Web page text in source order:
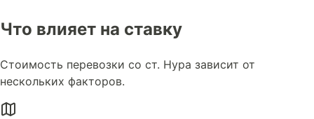
Что влияет на ставку
Стоимость перевозки со ст. Нура зависит от
нескольких факторов.